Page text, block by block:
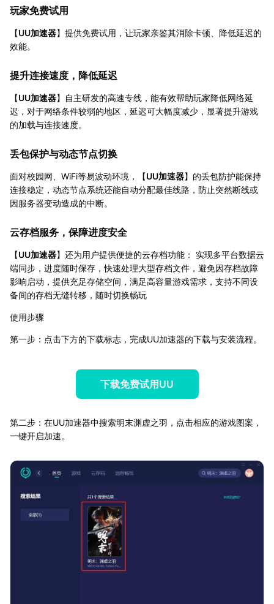
玩家免费试用
【UU加速器】提供免费试用，让玩家亲鉴其消除卡顿、降低延迟的
效能。
提升连接速度，降低延迟
【UU加速器】自主研发的高速专线，能有效帮助玩家降低网络延
迟，对于网络条件较弱的地区，延迟可大幅度减少，显著提升游戏
的加载与连接速度。
丢包保护与动态节点切换
面对校园网、WiFi等易波动环境，【UU加速器】的丢包防护能保持
连接稳定，动态节点系统还能自动分配最佳线路，防止突然断线或
因服务器变动造成的中断。
云存档服务，保障进度安全
【UU加速器】还为用户提供便捷的云存档功能： 实现多平台数据云
端同步，进度随时保存，快速处理大型存档文件，避免因存档故障
影响启动，提供充足存储空间，满足高容量游戏需求，支持不同设
备间的存档无缝转移，随时切换畅玩
使用步骤
第一步：点击下方的下载标志，完成UU加速器的下载与安装流程。
下载免费试用UU
第二步：在UU加速器中搜索明末渊虚之羽，点击相应的游戏图案，
一键开启加速。